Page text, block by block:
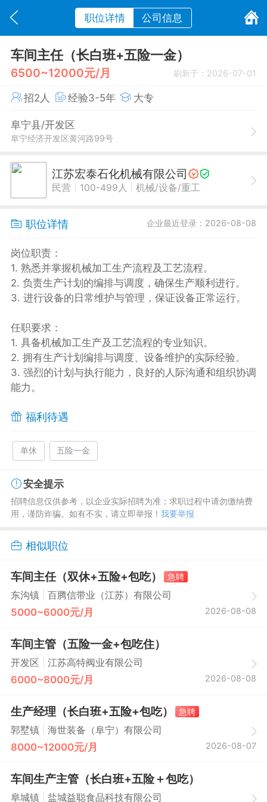
职位详情 公司信息
车间主任（长白班+五险一金）
6500~12000元/月 刷新于：2026-07-01
招2人 经验3-5年 大专
阜宁县/开发区
阜宁经济开发区黄河路99号
江苏宏泰石化机械有限公司
民营 100-499人 机械/设备/重工
职位详情 企业最近登录：2026-08-08
岗位职责：
1. 熟悉并掌握机械加工生产流程及工艺流程。
2. 负责生产计划的编排与调度，确保生产顺利进行。
3. 进行设备的日常维护与管理，保证设备正常运行。
任职要求：
1. 具备机械加工生产及工艺流程的专业知识。
2. 拥有生产计划编排与调度、设备维护的实际经验。
3. 强烈的计划与执行能力，良好的人际沟通和组织协调
能力。
福利待遇
单休 五险一金
安全提示
招聘信息仅供参考，以企业实际招聘为准；求职过程中请勿缴纳费
用，谨防诈骗。如有不实，请立即举报！ 我要举报
相似职位
车间主任（双休+五险+包吃）
急聘
东沟镇
百腾信带业（江苏）有限公司
5000~6000元/月 2026-08-08
车间主管（五险一金+包吃住）
开发区 江苏高特阀业有限公司
6000~8000元/月 2026-08-08
生产经理（长白班+五险+包吃）
急聘
郭墅镇
海世装备（阜宁）有限公司
8000~12000元/月 2026-08-07
车间生产主管（长白班+五险＋包吃）
阜城镇 盐城益聪食品科技有限公司